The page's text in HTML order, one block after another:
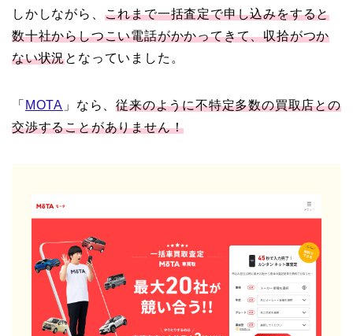
しかしながら、 これまで一括査定で申し込みをすると
数十社からしつこい電話がかかってきて、収拾がつか
ない状況となっていました。
「 MOTA 」なら、従来のように不特定多数の買取店との
交渉することがありません！